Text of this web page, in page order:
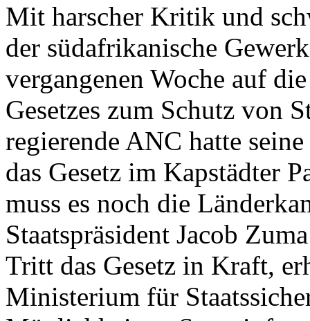
Mit harscher Kritik und
der südafrikanische
vergangenen Woche auf
Gesetzes zum Schutz von
regierende ANC hatte
das Gesetz im Kapstädter
muss es noch die
Staatspräsident Jacob
Tritt das Gesetz in Kraft,
Ministerium für